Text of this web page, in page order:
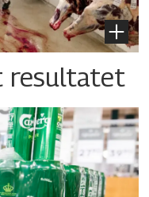
resultatet